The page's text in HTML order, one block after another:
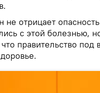
не отрицает
с этой болезнью,
правительство